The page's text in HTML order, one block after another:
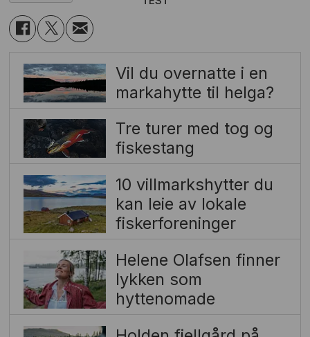
Vil du overnatte i en
markahytte til helga?
Tre turer med tog og
fiskestang
10 villmarkshytter du
kan leie av lokale
fiskerforeninger
Helene Olafsen finner
lykken som
hyttenomade